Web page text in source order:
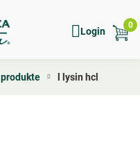
Login
0
produkte l lysin hcl